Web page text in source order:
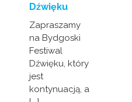
Dźwięku
Zapraszamy
na Bydgoski
Festiwal
Dźwięku, który
jest
kontynuacją, a